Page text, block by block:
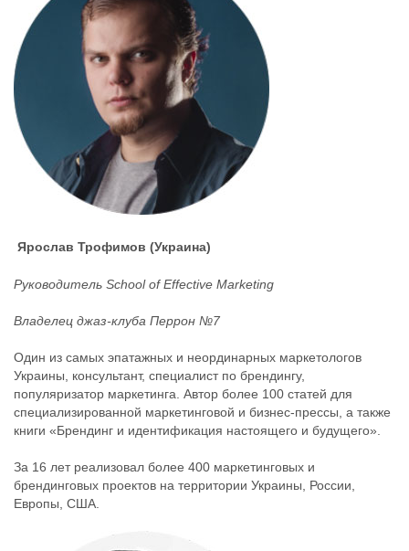
Ярослав Трофимов (Украина)
Руководитель School of Effective Marketing
Владелец джаз-клуба Перрон №7
Один из самых эпатажных и неординарных маркетологов
Украины, консультант, специалист по брендингу,
популяризатор маркетинга. Автор более 100 статей для
специализированной маркетинговой и бизнес-прессы, а также
книги «Брендинг и идентификация настоящего и будущего».
За 16 лет реализовал более 400 маркетинговых и
брендинговых проектов на территории Украины, России,
Европы, США.